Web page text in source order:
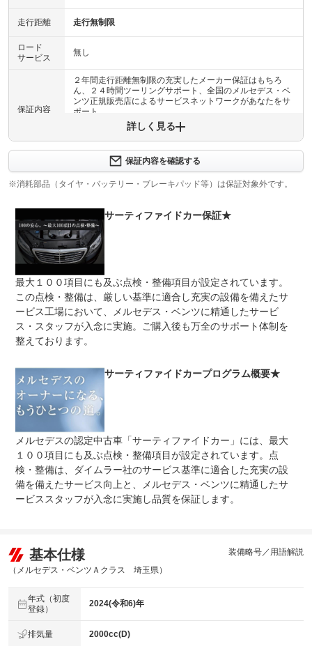
走行距離 走行無制限
ロード
サービス
無し
保証内容
２年間走行距離無制限の充実したメーカー保証はもちろ
ん、２４時間ツーリングサポート、全国のメルセデス・ベ
ンツ正規販売店によるサービスネットワークがあなたをサ
ポート。
上限金額 -
免責金 無し
保証修理
受付先
-
法定整備
整備付 法定12ヶ月または法定24ヶ月点検整備付
※車検なし・車検整備付の場合は法定24ヶ月点検整備付
※商用車は6ヶ月または12ヶ月点検整備付
について
シュテルン墨田のメルセデス・ベンツに精通したメカニッ
ダイムラー社の厳しいサービス基準に適合した充実の設備
を備えております。
詳しく見る
保証内容を確認する
※消耗部品（タイヤ・バッテリー・ブレーキパッド等）は保証対象外です。
サーティファイドカー保証★
最大１００項目にも及ぶ点検・整備項目が設定されています。
この点検・整備は、厳しい基準に適合し充実の設備を備えたサ
ービス工場において、メルセデス・ベンツに精通したサービ
ス・スタッフが入念に実施。ご購入後も万全のサポート体制を
整えております。
サーティファイドカープログラム概要★
メルセデスの認定中古車「サーティファイドカー」には、最大
１００項目にも及ぶ点検・整備項目が設定されています。点
検・整備は、ダイムラー社のサービス基準に適合した充実の設
備を備えたサービス向上と、メルセデス・ベンツに精通したサ
ービススタッフが入念に実施し品質を保証します。
基本仕様
（メルセデス・ベンツＡクラス 埼玉県）
装備略号／用語解説
年式（初度
登録）
2024(令和6)年
排気量 2000cc(D)